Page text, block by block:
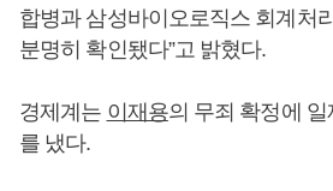
합병과 삼성바이오로직스 회계처
분명히 확인됐다”고 밝혔다.
경제계는 이재용의 무죄 확정에
를 냈다.